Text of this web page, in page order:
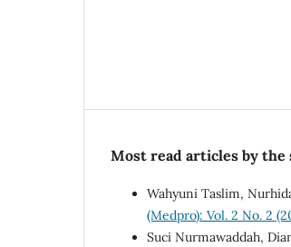
Most read articles by the
Wahyuni Taslim,
(Medpro): Vol. 2 No. 2
Suci Nurmawaddah,